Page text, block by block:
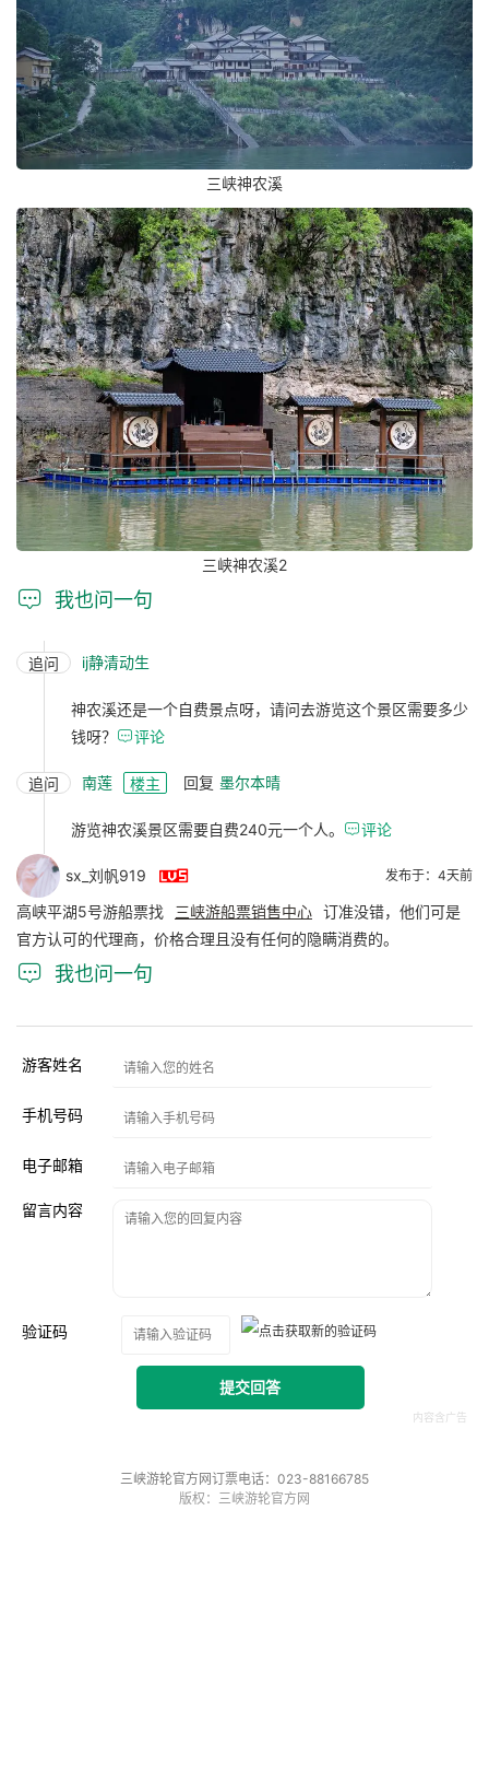
三峡神农溪
三峡神农溪2
 我也问一句
追问 ij静清动生
神农溪还是一个自费景点呀，请问去游览这个景区需要多少
钱呀？ 评论
追问 南莲 楼主 回复 墨尔本晴
游览神农溪景区需要自费240元一个人。 评论
sx_刘帆919  发布于：4天前
高峡平湖5号游船票找 三峡游船票销售中心 订准没错，他们可是
官方认可的代理商，价格合理且没有任何的隐瞒消费的。
 我也问一句
游客姓名
手机号码
电子邮箱
留言内容
验证码
提交回答
三峡游轮官方网订票电话：023-88166785
版权：三峡游轮官方网